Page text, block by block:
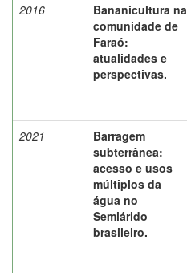
2016
Bananicultura na
comunidade de
Faraó:
atualidades e
perspectivas.
2021
Barragem
subterrânea:
acesso e usos
múltiplos da
água no
Semiárido
brasileiro.